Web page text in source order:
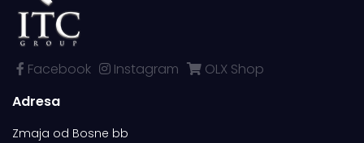
Facebook Instagram
OLX Shop
Adresa
Zmaja od Bosne bb